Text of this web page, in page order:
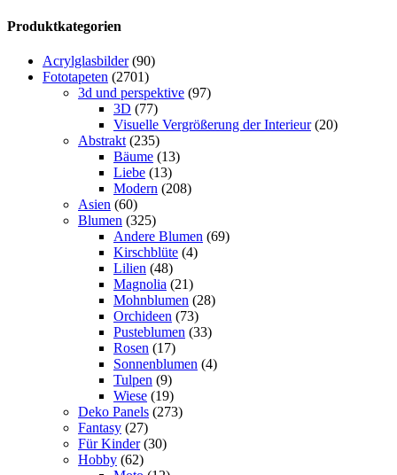
Produktkategorien
Acrylglasbilder (90)
Fototapeten (2701)
3d und perspektive (97)
3D (77)
Visuelle Vergrößerung der Interieur (20)
Abstrakt (235)
Bäume (13)
Liebe (13)
Modern (208)
Asien (60)
Blumen (325)
Andere Blumen (69)
Kirschblüte (4)
Lilien (48)
Magnolia (21)
Mohnblumen (28)
Orchideen (73)
Pusteblumen (33)
Rosen (17)
Sonnenblumen (4)
Tulpen (9)
Wiese (19)
Deko Panels (273)
Fantasy (27)
Für Kinder (30)
Hobby (62)